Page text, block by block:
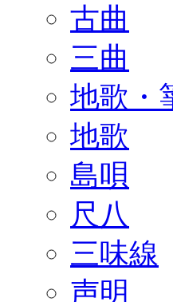
古曲
三曲
地歌・
地歌
島唄
尺八
三味線
声明